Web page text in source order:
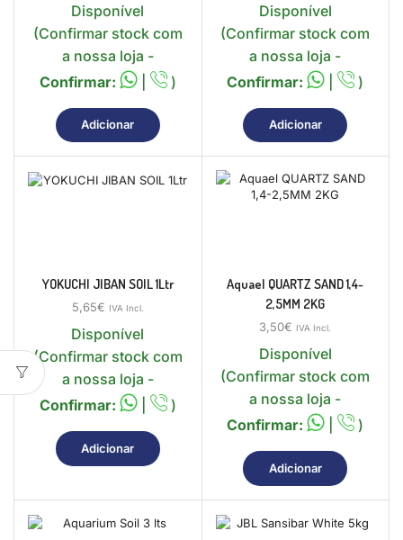
Disponível
(Confirmar stock com
a nossa loja -
Confirmar:
| )
Adicionar
Disponível
(Confirmar stock com
a nossa loja -
Confirmar:
| )
Adicionar
YOKUCHI JIBAN SOIL 1Ltr
5,65€ IVA Incl.
Disponível
(Confirmar stock com
a nossa loja -
Confirmar:
| )
Adicionar
Aquael QUARTZ SAND 1,4-
2,5MM 2KG
3,50€ IVA Incl.
Disponível
(Confirmar stock com
a nossa loja -
Confirmar:
| )
Adicionar